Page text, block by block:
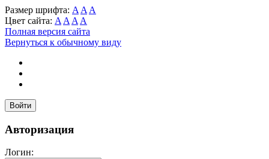
Размер шрифта: A A A
Цвет сайта: A A A A
Полная версия сайта
Вернуться к обычному виду
Войти
Авторизация
Логин: